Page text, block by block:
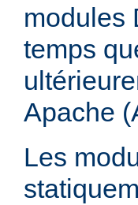
modules
temps
Apache
Les